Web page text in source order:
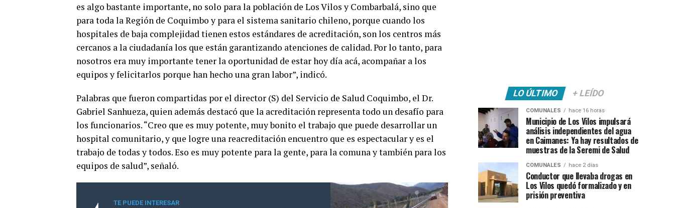
es algo bastante importante, no solo para la población de Los Vilos y Combarbalá, sino que
para toda la Región de Coquimbo y para el sistema sanitario chileno, porque cuando los
hospitales de baja complejidad tienen estos estándares de acreditación, son los centros más
cercanos a la ciudadanía los que están garantizando atenciones de calidad. Por lo tanto, para
nosotros era muy importante tener la oportunidad de estar hoy día acá, acompañar a los
equipos y felicitarlos porque han hecho una gran labor”, indicó.
Palabras que fueron compartidas por el director (S) del Servicio de Salud Coquimbo, el Dr.
Gabriel Sanhueza, quien además destacó que la acreditación representa todo un desafío para
los funcionarios. “Creo que es muy potente, muy bonito el trabajo que puede desarrollar un
hospital comunitario, y que logre una reacreditación encuentro que es espectacular y es el
trabajo de todas y todos. Eso es muy potente para la gente, para la comuna y también para los
equipos de salud”, señaló.
TE PUEDE INTERESAR
LO ÚLTIMO + LEÍDO
COMUNALES hace 16 horas
Municipio de Los Vilos impulsará
análisis independientes del agua
en Caimanes: Ya hay resultados de
muestras de la Seremi de Salud
COMUNALES hace 2 días
Conductor que llevaba drogas en
Los Vilos quedó formalizado y en
prisión preventiva